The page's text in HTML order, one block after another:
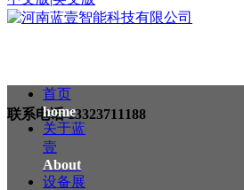
联系电话13323711188
首页
home
关于蓝
壹
About
设备展